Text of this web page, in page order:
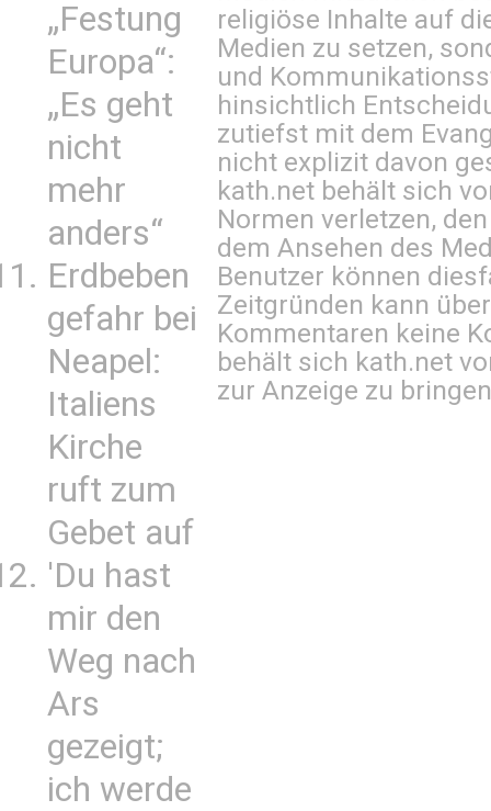
„Festung
Europa“:
„Es geht
nicht
mehr
anders“
Erdbeben
gefahr bei
Neapel:
Italiens
Kirche
ruft zum
Gebet auf
'Du hast
mir den
Weg nach
Ars
gezeigt;
ich werde
religiöse Inhalte auf
Medien zu setzen,
und
hinsichtlich
zutiefst mit dem
nicht explizit davon
kath.net behält sich
Normen verletzen,
dem Ansehen des
Benutzer können
Zeitgründen kann
Kommentaren keine
behält sich kath.net
zur Anzeige zu